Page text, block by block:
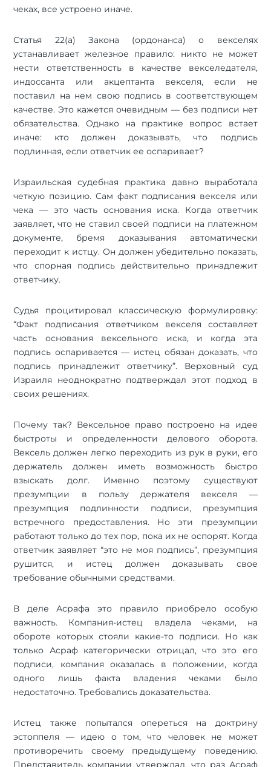
чеках, все устроено иначе.
Статья 22(а) Закона (ордонанса) о векселях
устанавливает железное правило: никто не может
нести ответственность в качестве векселедателя,
индоссанта или акцептанта векселя, если не
поставил на нем свою подпись в соответствующем
качестве. Это кажется очевидным — без подписи нет
обязательства. Однако на практике вопрос встает
иначе: кто должен доказывать, что подпись
подлинная, если ответчик ее оспаривает?
Израильская судебная практика давно выработала
четкую позицию. Сам факт подписания векселя или
чека — это часть основания иска. Когда ответчик
заявляет, что не ставил своей подписи на платежном
документе, бремя доказывания автоматически
переходит к истцу. Он должен убедительно показать,
что спорная подпись действительно принадлежит
ответчику.
Судья процитировал классическую формулировку:
“Факт подписания ответчиком векселя составляет
часть основания вексельного иска, и когда эта
подпись оспаривается — истец обязан доказать, что
подпись принадлежит ответчику”. Верховный суд
Израиля неоднократно подтверждал этот подход в
своих решениях.
Почему так? Вексельное право построено на идее
быстроты и определенности делового оборота.
Вексель должен легко переходить из рук в руки, его
держатель должен иметь возможность быстро
взыскать долг. Именно поэтому существуют
презумпции в пользу держателя векселя —
презумпция подлинности подписи, презумпция
встречного предоставления. Но эти презумпции
работают только до тех пор, пока их не оспорят. Когда
ответчик заявляет “это не моя подпись”, презумпция
рушится, и истец должен доказывать свое
требование обычными средствами.
В деле Асрафа это правило приобрело особую
важность. Компания-истец владела чеками, на
обороте которых стояли какие-то подписи. Но как
только Асраф категорически отрицал, что это его
подписи, компания оказалась в положении, когда
одного лишь факта владения чеками было
недостаточно. Требовались доказательства.
Истец также попытался опереться на доктрину
эстоппеля — идею о том, что человек не может
противоречить своему предыдущему поведению.
Представитель компании утверждал, что раз Асраф